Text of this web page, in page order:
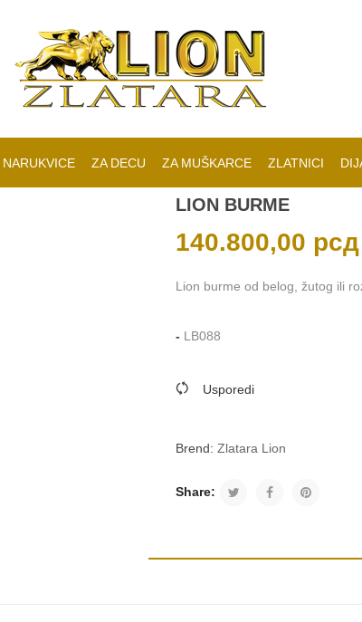
NARUKVICE ZA DECU ZA MUŠKARCE ZLATNICI
LION BURME
140.800,00 рсд
Lion burme od belog, žutog ili
- LB088
Usporedi
Brend:Zlatara Lion
Share: